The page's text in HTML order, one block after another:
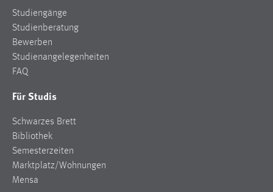
Studiengänge
Studienberatung
Bewerben
Studienangelegenheiten
FAQ
Für Studis
Schwarzes Brett
Bibliothek
Semesterzeiten
Marktplatz/Wohnungen
Mensa